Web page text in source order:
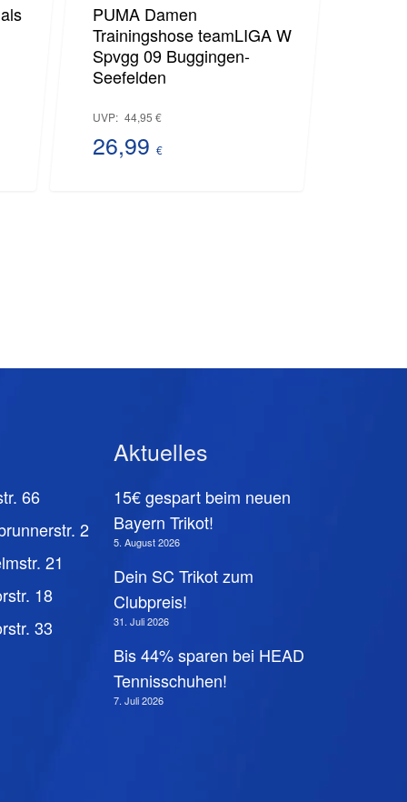
PUMA Damen
Trainingshose teamLIGA W
Spvgg 09 Buggingen-
Seefelden
UVP: 44,95€
26,99€
66
2
21
18
33
Aktuelles
15€ gespart beim neuen
Bayern Trikot!
5. August 2026
Dein SC Trikot zum
Clubpreis!
31. Juli 2026
Bis 44% sparen bei HEAD
Tennisschuhen!
7. Juli 2026